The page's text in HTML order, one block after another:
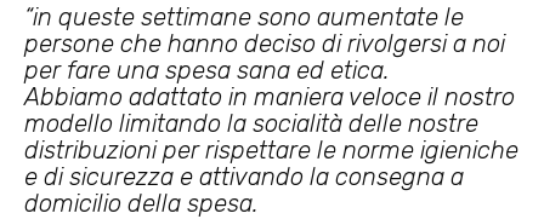
“in queste settimane sono aumentate le
persone che hanno deciso di rivolgersi a noi
per fare una spesa sana ed etica.
Abbiamo adattato in maniera veloce il nostro
modello limitando la socialità delle nostre
distribuzioni per rispettare le norme igieniche
e di sicurezza e attivando la consegna a
domicilio della spesa.